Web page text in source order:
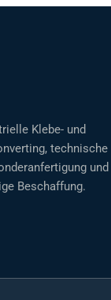
Klebe- und
technische
und
Beschaffung.